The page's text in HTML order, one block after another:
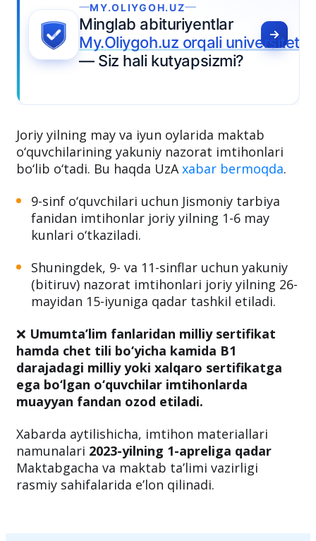
MY.OLIYGOH.UZ
Minglab abituriyentlar
My.Oliygoh.uz orqali universitet
— Siz hali kutyapsizmi?
o‘quvchilarining yakuniy nazorat imtihonlari
bo‘lib o‘tadi. Bu haqda UzA xabar bermoqda
fanidan imtihonlar joriy yilning 1-6 may
kunlari o‘tkaziladi.
(bitiruv) nazorat imtihonlari joriy yilning 26-
mayidan 15-iyuniga qadar tashkil etiladi.
❌Umumta’lim fanlaridan milliy sertifikat
hamda chet tili bo‘yicha kamida B1
ega bo‘lgan o‘quvchilar imtihonlarda
muayyan fandan ozod etiladi.
Xabarda aytilishicha, imtihon materiallari